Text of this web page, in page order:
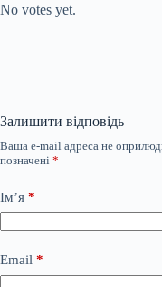
No votes yet.
Залишити відповідь
Ваша e-mail адреса не
позначені *
Ім’я *
Email *